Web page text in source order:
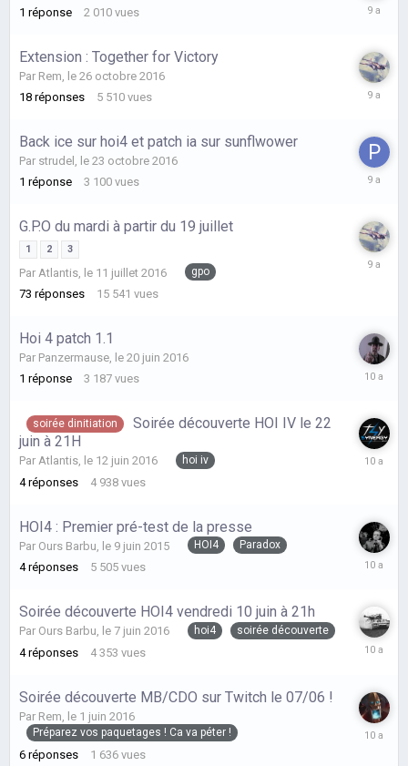
1 réponse 2 010 vues
2017
Extension : Together for Victory
Par Rem le 26 octobre 2016
18 réponses 5 510 vues
2017
Back ice sur hoi4 et patch ia sur sunflwower
Par strudel le 23 octobre 2016
1 réponse 3 100 vues
2016
G.P.O du mardi à partir du 19 juillet
1 2 3
Par Atlantis le 11 juillet 2016 gpo
73 réponses 15 541 vues
Hoi 4 patch 1.1
Par Panzermause, le 20 juin 2016
1 réponse 3 187 vues
le
2016
soirée dinitiation
Soirée découverte HOI IV le 22
juin à 21H
Par Atlantis, le 12 juin 2016 hoi iv
4 réponses 4 938 vues
le
HOI4 : Premier pré-test de la presse
Par Ours Barbu le 9 juin 2015 HOI4 Paradox
4 réponses 5 505 vues
le
2016
Soirée découverte HOI4 vendredi 10 juin à 21h
Par Ours Barbu, le 7 juin 2016 hoi4 soirée découverte
4 réponses 4 353 vues
le
2016
Soirée découverte MB/CDO sur Twitch le 07/06 !
Par Rem, le 1 juin 2016
Préparez vos paquetages ! Ca va péter !
6 réponses 1 636 vues
le